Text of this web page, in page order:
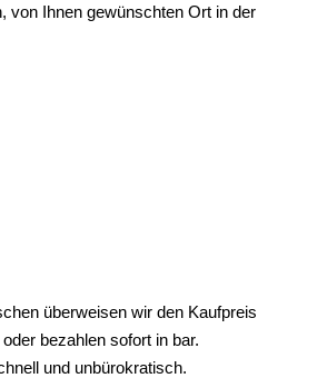
von Ihnen gewünschten Ort in der
überweisen wir den Kaufpreis
bezahlen sofort in bar.
und unbürokratisch.